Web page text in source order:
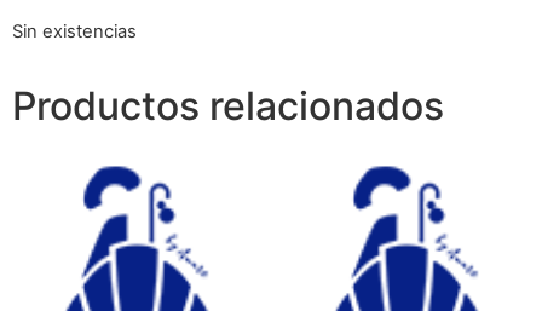
Sin existencias
Productos relacionados